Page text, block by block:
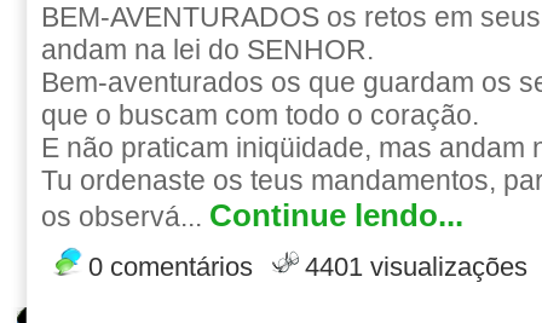
BEM-AVENTURADOS os retos em
andam na lei do SENHOR.
Bem-aventurados os que guardam os
que o buscam com todo o coração.
E não praticam iniqüidade, mas andam
Tu ordenaste os teus mandamentos,
os observá... Continue lendo...
0 comentários 4401 visualizações